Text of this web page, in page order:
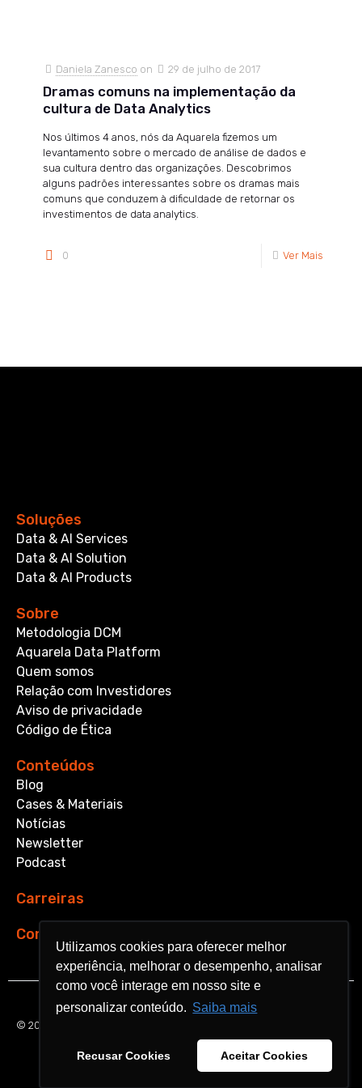
Utilizamos cookies para oferecer melhor
experiência, melhorar o desempenho, analisar
como você interage em nosso site e
personalizar conteúdo. Saiba mais
Recusar Cookies Aceitar Cookies
Utilizamos cookies para oferecer melhor
experiência, melhorar o desempenho, analisar
como você interage em nosso site e
personalizar conteúdo. Saiba mais
Recusar Cookies Aceitar Cookies
Daniela Zanesco on 29 de julho de 2017
Dramas comuns na implementação da
cultura de Data Analytics
Nos últimos 4 anos, nós da Aquarela fizemos um
levantamento sobre o mercado de análise de dados e
sua cultura dentro das organizações. Descobrimos
alguns padrões interessantes sobre os dramas mais
comuns que conduzem à dificuldade de retornar os
investimentos de data analytics.
0 Ver Mais
Soluções
Data & AI Services
Data & AI Solution
Data & AI Products
Sobre
Metodologia DCM
Aquarela Data Platform
Quem somos
Relação com Investidores
Aviso de privacidade
Código de Ética
Conteúdos
Blog
Cases & Materiais
Notícias
Newsletter
Podcast
Carreiras
Contato
© 2026 Aquarela Analytics. All rights reserved.